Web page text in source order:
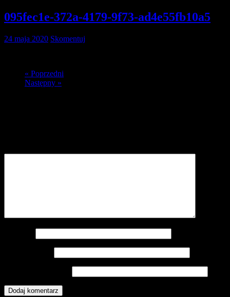
095fec1e-372a-4179-9f73-ad4e55fb10a5
24 maja 2020 Skomentuj
« Poprzedni
Następny »